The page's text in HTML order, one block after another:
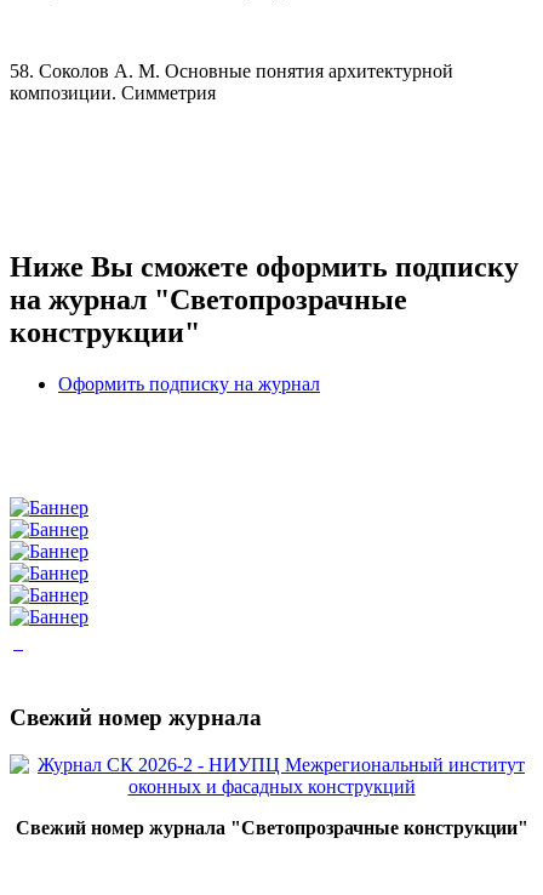
58. Соколов А. М. Основные понятия архитектурной
композиции. Симметрия
Ниже Вы сможете оформить подписку
на журнал "Светопрозрачные
конструкции"
Оформить подписку на журнал
Свежий номер журнала
Свежий номер журнала "Светопрозрачные конструкции"